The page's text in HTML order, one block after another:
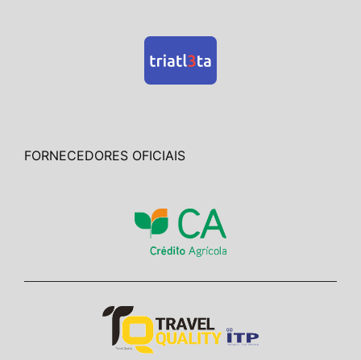
FORNECEDORES OFICIAIS